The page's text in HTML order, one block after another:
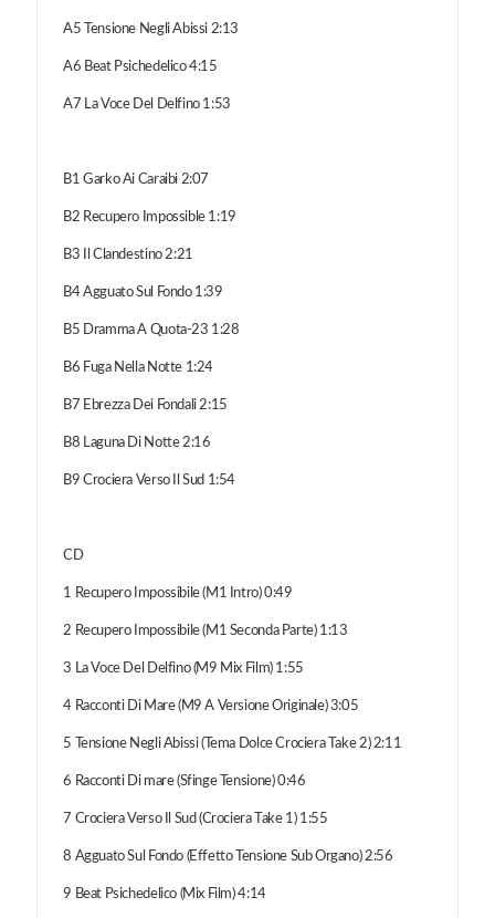
A5 Tensione Negli Abissi 2:13
A6 Beat Psichedelico 4:15
A7 La Voce Del Delfino 1:53
B1 Garko Ai Caraibi 2:07
B2 Recupero Impossible 1:19
B3 Il Clandestino 2:21
B4 Agguato Sul Fondo 1:39
B5 Dramma A Quota-23 1:28
B6 Fuga Nella Notte 1:24
B7 Ebrezza Dei Fondali 2:15
B8 Laguna Di Notte 2:16
B9 Crociera Verso Il Sud 1:54
CD
1 Recupero Impossibile (M1 Intro) 0:49
2 Recupero Impossibile (M1 Seconda Parte) 1:13
3 La Voce Del Delfino (M9 Mix Film) 1:55
4 Racconti Di Mare (M9 A Versione Originale) 3:05
5 Tensione Negli Abissi (Tema Dolce Crociera Take 2) 2:11
6 Racconti Di mare (Sfinge Tensione) 0:46
7 Crociera Verso Il Sud (Crociera Take 1) 1:55
8 Agguato Sul Fondo (Effetto Tensione Sub Organo) 2:56
9 Beat Psichedelico (Mix Film) 4:14